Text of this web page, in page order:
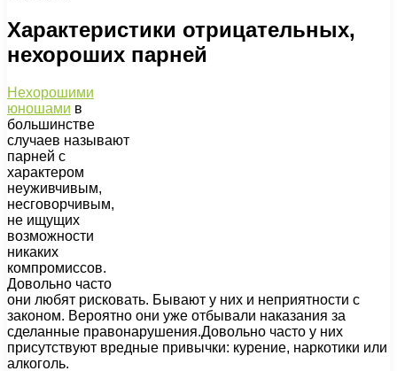
Характеристики отрицательных,
нехороших парней
Нехорошими
юношами в
большинстве
случаев называют
парней с
характером
неуживчивым,
несговорчивым,
не ищущих
возможности
никаких
компромиссов.
Довольно часто
они любят рисковать. Бывают у них и неприятности с
законом. Вероятно они уже отбывали наказания за
сделанные правонарушения.Довольно часто у них
присутствуют вредные привычки: курение, наркотики или
алкоголь.